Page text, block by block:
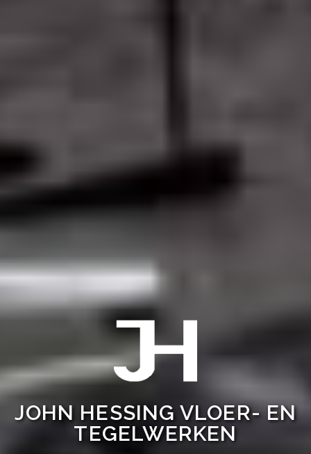
JOHN HESSING VLOER- EN
TEGELWERKEN